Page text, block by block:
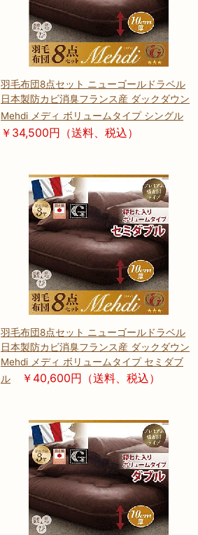
羽毛布団8点セット ニューゴールドラベル
日本製防カビ消臭フランス産 ダックダウン
Mehdi メディ ボリュームタイプ シングル
￥34,500円（送料、税込）
羽毛布団8点セット ニューゴールドラベル
日本製防カビ消臭フランス産 ダックダウン
Mehdi メディ ボリュームタイプ セミダブ
ル
￥40,600円（送料、税込）